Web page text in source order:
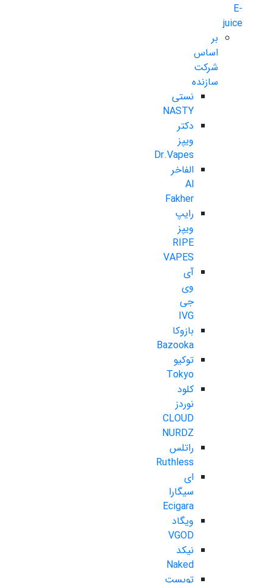
E-
juice
بر
اساس
شرکت
سازنده
نستی
NASTY
دکتر
ویپز
Dr.Vapes
الفاخر
Al
Fakher
رایپ
ویپز
RIPE
VAPES
آی
وی
جی
IVG
بازوکا
Bazooka
توکیو
Tokyo
کلود
نوردز
CLOUD
NURDZ
راتلس
Ruthless
ای
سیگارا
Ecigara
ویگاد
VGOD
نیکد
Naked
تویست